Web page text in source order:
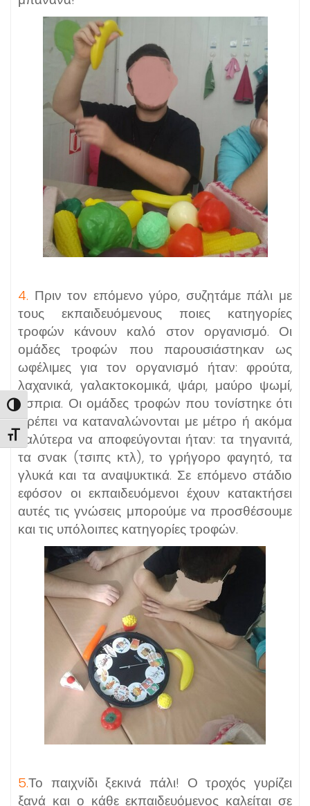
Εναλλαγή Υψηλής Αντίθεσης
Εναλλαγή Μεγέθους Γραμμάτων
4. Πριν τον επόμενο γύρο, συζητάμε πάλι με
τους εκπαιδευόμενους ποιες κατηγορίες
τροφών κάνουν καλό στον οργανισμό. Οι
ομάδες τροφών που παρουσιάστηκαν ως
ωφέλιμες για τον οργανισμό ήταν: φρούτα,
λαχανικά, γαλακτοκομικά, ψάρι, μαύρο ψωμί,
όσπρια. Οι ομάδες τροφών που τονίστηκε ότι
πρέπει να καταναλώνονται με μέτρο ή ακόμα
καλύτερα να αποφεύγονται ήταν: τα τηγανιτά,
τα σνακ (τσιπς κτλ), το γρήγορο φαγητό, τα
γλυκά και τα αναψυκτικά. Σε επόμενο στάδιο
εφόσον οι εκπαιδευόμενοι έχουν κατακτήσει
αυτές τις γνώσεις μπορούμε να προσθέσουμε
και τις υπόλοιπες κατηγορίες τροφών.
5.Το παιχνίδι ξεκινά πάλι! Ο τροχός γυρίζει
ξανά και ο κάθε εκπαιδευόμενος καλείται σε